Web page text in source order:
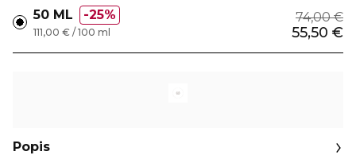
50 ML 25% 74,00 €
55,50 €
111,00 € / 100 ml
Popis